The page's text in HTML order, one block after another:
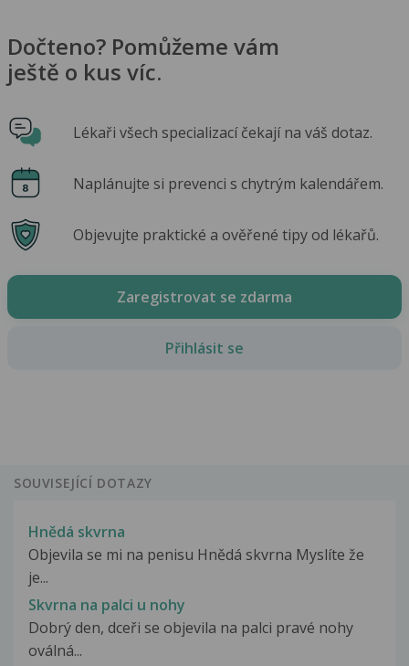
Dočteno? Pomůžeme vám
ještě o kus víc.
Lékaři všech specializací čekají na váš dotaz.
Naplánujte si prevenci s chytrým kalendářem.
Objevujte praktické a ověřené tipy od lékařů.
Zaregistrovat se zdarma
Přihlásit se
SOUVISEJÍCÍ DOTAZY
Hnědá skvrna
Objevila se mi na penisu Hnědá skvrna Myslíte že
je...
Skvrna na palci u nohy
Dobrý den, dceři se objevila na palci pravé nohy
oválná...